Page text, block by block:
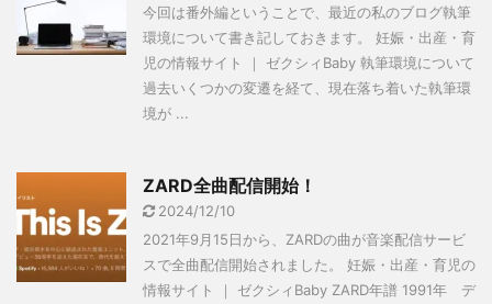
今回は番外編ということで、最近の私のブログ執筆
環境について書き記しておきます。 妊娠・出産・育
児の情報サイト ｜ ゼクシィBaby 執筆環境について
過去いくつかの変遷を経て、現在落ち着いた執筆環
境が ...
ZARD全曲配信開始！
2024/12/10
2021年9月15日から、ZARDの曲が音楽配信サービ
スで全曲配信開始されました。 妊娠・出産・育児の
情報サイト ｜ ゼクシィBaby ZARD年譜 1991年 デ